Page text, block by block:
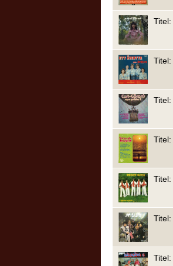
Titel:
Titel:
Titel:
Titel:
Titel:
Titel:
Titel: